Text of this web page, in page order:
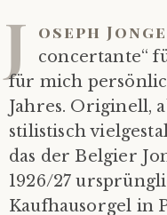
J oseph
concertante“
für mich
Jahres. Originell,
stilistisch
das der Belgier
1926/27
Kaufhausorgel in